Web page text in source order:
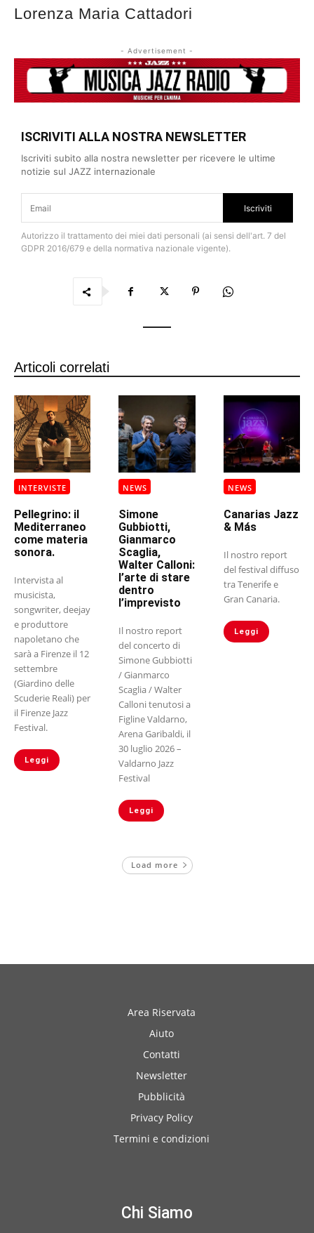
Lorenza Maria Cattadori
- Advertisement -
ISCRIVITI ALLA NOSTRA NEWSLETTER
Iscriviti subito alla nostra newsletter per ricevere le ultime
notizie sul JAZZ internazionale
Iscriviti
Autorizzo il trattamento dei miei dati personali (ai sensi dell'art. 7 del
GDPR 2016/679 e della normativa nazionale vigente).
Articoli correlati
INTERVISTE
Pellegrino: il
Mediterraneo
come materia
sonora.
Intervista al
musicista,
songwriter, deejay
e produttore
napoletano che
sarà a Firenze il 12
settembre
(Giardino delle
Scuderie Reali) per
il Firenze Jazz
Festival.
Leggi
NEWS
Simone
Gubbiotti,
Gianmarco
Scaglia,
Walter Calloni:
l’arte di stare
dentro
l’imprevisto
Il nostro report
del concerto di
Simone Gubbiotti
/ Gianmarco
Scaglia / Walter
Calloni tenutosi a
Figline Valdarno,
Arena Garibaldi, il
30 luglio 2026 –
Valdarno Jazz
Festival
Leggi
NEWS
Canarias Jazz
& Más
Il nostro report
del festival diffuso
tra Tenerife e
Gran Canaria.
Leggi
Load more
Area Riservata
Aiuto
Contatti
Newsletter
Pubblicità
Privacy Policy
Termini e condizioni
Chi Siamo